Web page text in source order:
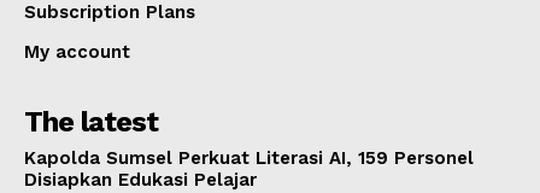
Subscription Plans
My account
The latest
Kapolda Sumsel Perkuat Literasi AI, 159 Personel
Disiapkan Edukasi Pelajar